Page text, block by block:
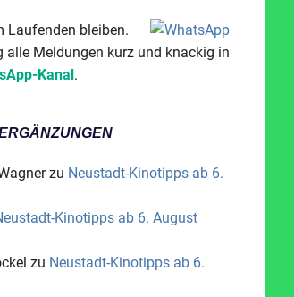
Laufenden bleiben.
alle Meldungen kurz und knackig in
Kanal.
zu Neustadt-Kinotipps ab 6.
Kinotipps ab 6. August
zu Neustadt-Kinotipps ab 6.